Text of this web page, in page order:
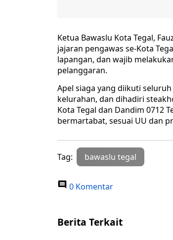
Ketua Bawaslu Kota Tegal,
jajaran pengawas se-Kota
lapangan, dan wajib
pelanggaran.
Apel siaga yang diikuti
kelurahan, dan dihadiri
Kota Tegal dan Dandim 0712
bermartabat, sesuai UU dan
Tag: bawaslu tegal
0 Komentar
Berita Terkait